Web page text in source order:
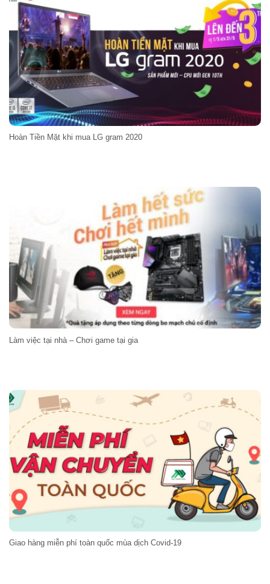
Hoàn Tiền Mặt khi mua LG gram 2020
Làm việc tại nhà – Chơi game tại gia
Giao hàng miễn phí toàn quốc mùa dịch Covid-19